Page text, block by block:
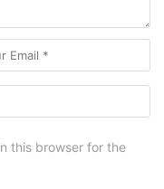
this browser for the